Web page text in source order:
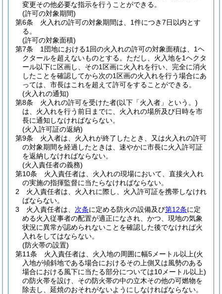
変更その他必要な指示を行うことができる。
(許可の対象期間)
第6条
火入れの許可の対象期間は、1件につき7日以内とす
る。
(許可の対象面積)
第7条
1団地における1回の火入れの許可の対象面積は、1ヘ
クタールを超えないものとする。 ただし、火入地を1ヘクタ
ール以下に区画し、その1区画に火入れを行い、完全に消火
したことを確認してから次の1区画の火入れを行う場合にあ
っては、市長はこれを超えて許可をすることができる。
(火入れの通知)
第8条
火入れの許可を受けた者(以下「火入者」という。)
は、火入れを行う前日までに、火入れの場所及び日時を市
長に通知しなければならない。
(火入許可証の返納)
第9条
火入者は、火入れが終了したとき、又は火入れの許可
の対象期間を経過したときは、速やかに市長に火入許可証
を返納しなければならない。
(火入責任者の義務)
第10条
火入責任者は、火入れの現場において、直接火入れ
の実施の指揮監督に当たらなければならない。
2
火入責任者は、火入れに際し、火入許可証を携帯しなけれ
ばならない。
3
火入責任者は、 次条に定める防火の設備及び第12条に定
める火入従事者の配置が適正になされ、かつ、現地の気象
状況に異常が認められないことを確認した後でなければ火
入れをしてはならない。
(防火帯の設置)
第11条
火入責任者は、火入地の周囲に幅5メートル以上(火
入地が傾斜地である場合におけるその上側又は風勢のある
場合における風下に当たる部分については10メートル以上)
の防火帯を設け、その防火帯の中の立木その他の可燃物を
除去し、延焼のおそれがないようにしなければならない。